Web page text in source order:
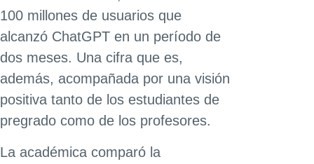
100 millones de usuarios que
alcanzó ChatGPT en un período de
dos meses. Una cifra que es,
además, acompañada por una visión
positiva tanto de los estudiantes de
pregrado como de los profesores.
La académica comparó la